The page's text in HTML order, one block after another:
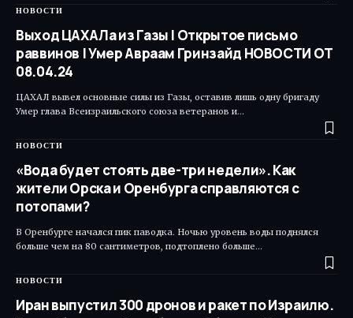
НОВОСТИ
Выход ЦАХАЛа из Газы | Открытое письмо
раввинов | Умер Авраам Гринзайд НОВОСТИ ОТ
08.04.24
ЦАХАЛ вывел основные силы из Газы, оставив лишь одну бригаду
Умер глава Всеизраильского союза ветеранов и…
НОВОСТИ
«Вода будет стоять две-три недели». Как
жители Орска и Оренбурга справляются с
потопами?
В Оренбурге начался пик паводка. Ночью уровень воды поднялся
больше чем на 80 сантиметров, подтоплено больше…
НОВОСТИ
Иран выпустил 300 дронов и ракет по Израилю.